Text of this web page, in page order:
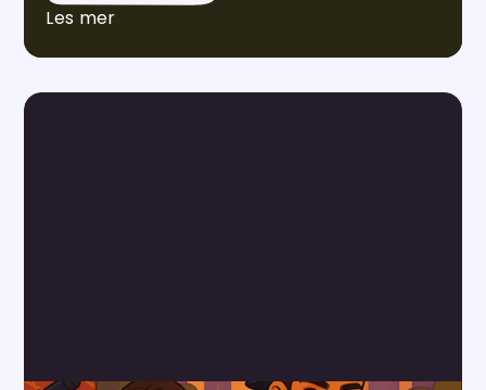
Les mer